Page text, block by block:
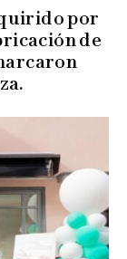
por
de